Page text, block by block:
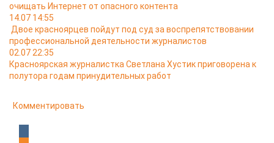
очищать Интернет от опасного контента
14.07 14:55
Двое красноярцев пойдут под суд за воспрепятствовании
профессиональной деятельности журналистов
02.07 22:35
Красноярская журналистка Светлана Хустик приговорена к
полутора годам принудительных работ
Комментировать